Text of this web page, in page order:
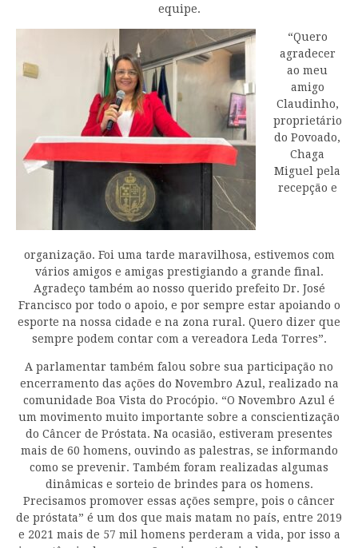
equipe.
“Quero
agradecer
ao meu
amigo
Claudinho,
proprietário
do Povoado,
Chaga
Miguel pela
recepção e
organização. Foi uma tarde maravilhosa, estivemos com
vários amigos e amigas prestigiando a grande final.
Agradeço também ao nosso querido prefeito Dr. José
Francisco por todo o apoio, e por sempre estar apoiando o
esporte na nossa cidade e na zona rural. Quero dizer que
sempre podem contar com a vereadora Leda Torres”.
A parlamentar também falou sobre sua participação no
encerramento das ações do Novembro Azul, realizado na
comunidade Boa Vista do Procópio. “O Novembro Azul é
um movimento muito importante sobre a conscientização
do Câncer de Próstata. Na ocasião, estiveram presentes
mais de 60 homens, ouvindo as palestras, se informando
como se prevenir. Também foram realizadas algumas
dinâmicas e sorteio de brindes para os homens.
Precisamos promover essas ações sempre, pois o câncer
de próstata” é um dos que mais matam no país, entre 2019
e 2021 mais de 57 mil homens perderam a vida, por isso a